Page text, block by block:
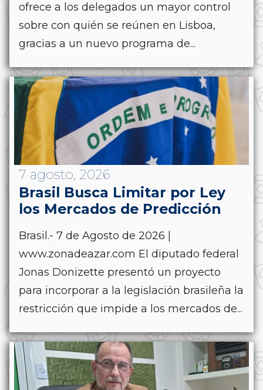
ofrece a los delegados un mayor control
sobre con quién se reúnen en Lisboa,
gracias a un nuevo programa de...
7 agosto, 2026
Brasil Busca Limitar por Ley
los Mercados de Predicción
Brasil.- 7 de Agosto de 2026 |
www.zonadeazar.com El diputado federal
Jonas Donizette presentó un proyecto
para incorporar a la legislación brasileña la
restricción que impide a los mercados de...